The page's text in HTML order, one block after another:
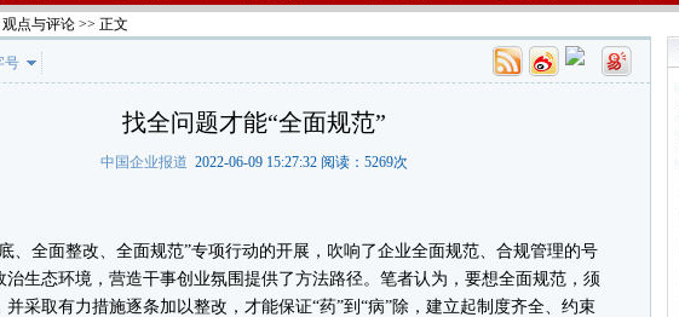
观点与评论 >> 正文
号
找全问题才能“全面规范”
中国企业报道 2022-06-09 15:27:32 阅读： 5269次
全面整改、全面规范”专项行动的开展，吹响了企业全面规范、合规管理的号
治生态环境，营造干事创业氛围提供了方法路径。笔者认为，要想全面规范，须
并采取有力措施逐条加以整改，才能保证“药”到“病”除，建立起制度齐全、约束